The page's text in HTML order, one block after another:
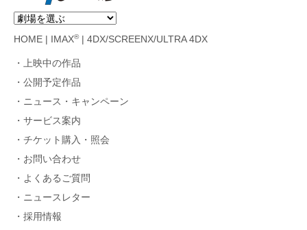
HOME IMAX®| 4DX/SCREENX/ULTRA 4DX
上映中の作品
公開予定作品
ニュース・キャンペーン
サービス案内
チケット購入・照会
お問い合わせ
よくあるご質問
ニュースレター
採用情報